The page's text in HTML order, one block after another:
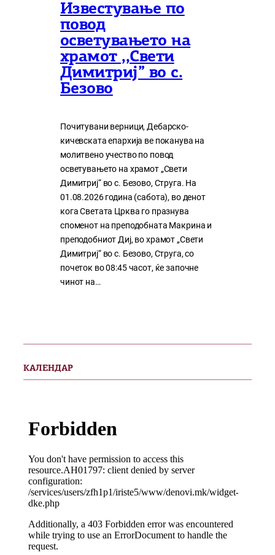
Известување по
повод
осветувањето на
храмот ,,Свети
Димитриј” во с.
Безово
Почитувани верници, Дебарско-
кичевската епархија ве поканува на
молитвено учество по повод
осветувањето на храмот „Свети
Димитриј“ во с. Безово, Струга. На
01.08.2026 година (сабота), во денот
кога Светата Црква го празнува
споменот на преподобната Макрина и
преподобниот Диј, во храмот „Свети
Димитриј“ во с. Безово, Струга, со
почеток во 08:45 часот, ќе започне
чинот на…
КАЛЕНДАР